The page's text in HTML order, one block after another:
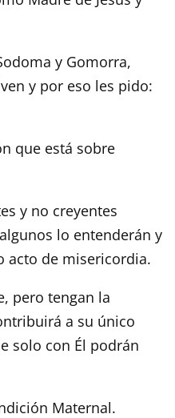
y Gomorra,
y por eso les pido:
que está sobre
y no creyentes
lo entenderán y
acto de misericordia.
pero tengan la
a su único
solo con Él podrán
Maternal.